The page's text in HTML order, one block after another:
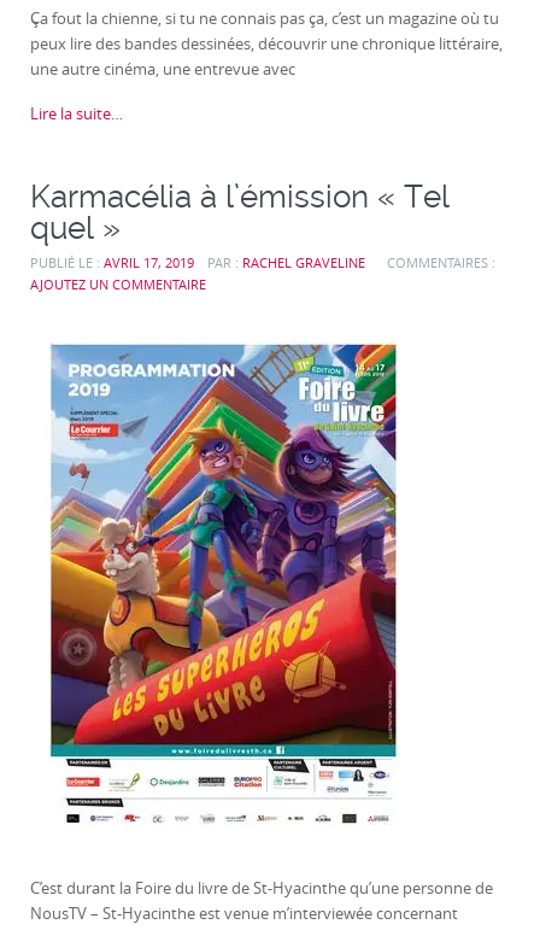
Ça fout la chienne, si tu ne connais pas ça, c’est un magazine où tu
peux lire des bandes dessinées, découvrir une chronique littéraire,
une autre cinéma, une entrevue avec
Lire la suite…
Karmacélia à l’émission « Tel
quel »
PUBLIÉ LE : AVRIL 17, 2019 PAR : RACHEL GRAVELINE
COMMENTAIRES :
AJOUTEZ UN COMMENTAIRE
C’est durant la Foire du livre de St-Hyacinthe qu’une personne de
NousTV – St-Hyacinthe est venue m’interviewée concernant